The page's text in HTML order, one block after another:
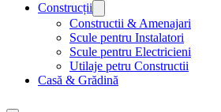
Construcții
Constructii & Amenajari
Scule pentru Instalatori
Scule pentru Electricieni
Utilaje petru Constructii
Casă & Grădină